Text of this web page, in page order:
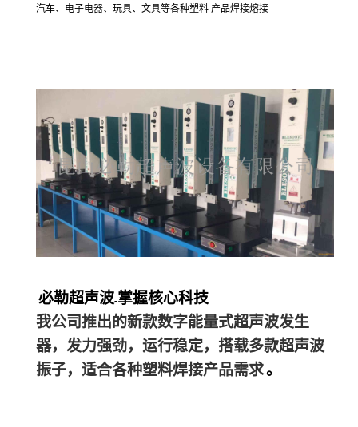
汽车、电子电器、玩具、文具等各种塑料 产品焊接熔接
必勒超声波-掌握核心科技
我公司推出的新款数字能量式超声波发生
器，发力强劲，运行稳定，搭载多款超声波
振子，适合各种塑料焊接产品需求。